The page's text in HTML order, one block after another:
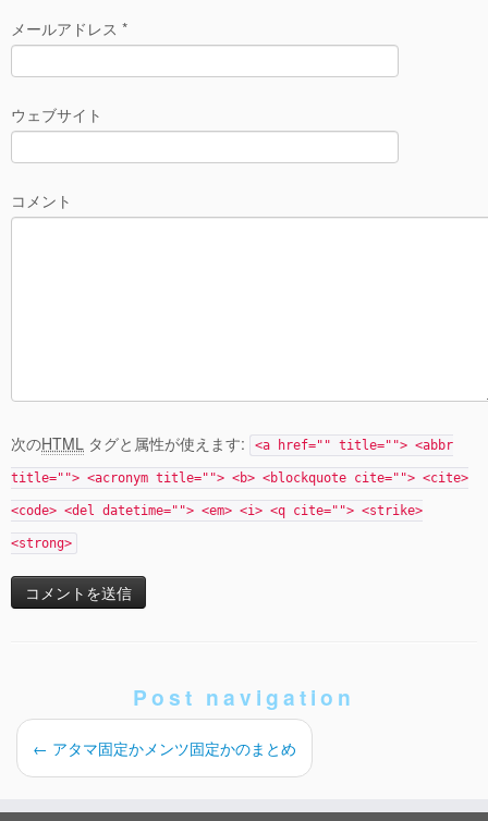
ブログ
メールアドレス *
ウェブサイト
コメント
次のHTML タグと属性が使えます: <a href="" title=""> <abbr
title=""> <acronym title=""> <b> <blockquote cite=""> <cite>
<code> <del datetime=""> <em> <i> <q cite=""> <strike>
<strong>
Post navigation
← アタマ固定かメンツ固定かのまとめ